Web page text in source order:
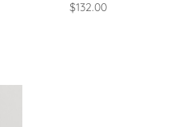
$132.00